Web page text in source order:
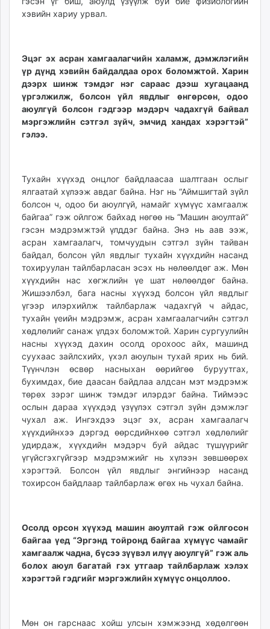
хэвийн хариу урвал.
Эцэг эх асран хамгаалагчийн халамж, дэмжлэгийн
үр дүнд хэвийн байдалдаа орох боломжтой. Харин
дээрх шинж тэмдэг нэг сараас дээш хугацаанд
үргэлжилж, болсон үйл явдлыг өнгөрсөн, одоо
аюулгүй болсон гэдгээр мэдэрч чадахгүй байвал
мэргэжлийн сэтгэл зүйч, эмчид хандах хэрэгтэй”
гэлээ.
Тухайн хүүхэд онцлог байдлаасаа шалтгаан ослыг
ялгаатай хүлээж авдаг байна. Нэг нь “Аймшигтай зүйл
болсон ч, одоо би аюулгүй, намайг хүмүүс хамгаалж
байгаа” гэж ойлгож байхад нөгөө нь “Машин аюултай”
гэсэн мэдрэмжтэй үлддэг байна. Энэ нь аав ээж,
асран хамгаалагч, томчуудын сэтгэл зүйн тайван
байдал, болсон үйл явдлыг тухайн хүүхдийн насанд
тохируулан тайлбарласан эсэх нь нөлөөлдөг аж. Мөн
хүүхдийн нас хөгжлийн үе шат нөлөөлдөг байна.
Жишээлбэл, бага насны хүүхэд болсон үйл явдлыг
үгээр илэрхийлж тайлбарлаж чадахгүй ч айдас,
тухайн үеийн мэдрэмж, асран хамгаалагчийн сэтгэл
хөдлөлийг санаж үлдэх боломжтой. Харин сургуулийн
насны хүүхэд дахин осолд орохоос айх, машинд
суухаас зайлсхийх, үхэл аюулын тухай ярих нь бий.
Түүнчлэн өсвөр насныхан өөрийгөө буруутгах,
бухимдах, бие даасан байдлаа алдсан мэт мэдрэмж
төрөх зэрэг шинж тэмдэг илэрдэг байна. Тиймээс
ослын дараа хүүхдэд үзүүлэх сэтгэл зүйн дэмжлэг
чухал аж. Ингэхдээ эцэг эх, асран хамгаалагч
хүүхдийнхээ дэргэд өөрсдийнхөө сэтгэл хөдлөлийг
удирдаж, хүүхдийн мэдэрч буй айдас түшүүрийг
үгүйсгэхгүйгээр мэдрэмжийг нь хүлээн зөвшөөрөх
хэрэгтэй. Болсон үйл явдлыг энгийнээр насанд
тохирсон байдлаар тайлбарлаж өгөх нь чухал байна.
Осолд орсон хүүхэд машин аюултай гэж ойлгосон
байгаа үед “Эргэнд тойронд байгаа хүмүүс чамайг
хамгаалж чадна, бүсээ зүүвэл илүү аюулгүй” гэж аль
болох аюул багатай гэх утгаар тайлбарлаж хэлэх
хэрэгтэй гэдгийг мэргэжлийн хүмүүс онцоллоо.
Мөн он гарснаас хойш улсын хэмжээнд хөдөлгөөн